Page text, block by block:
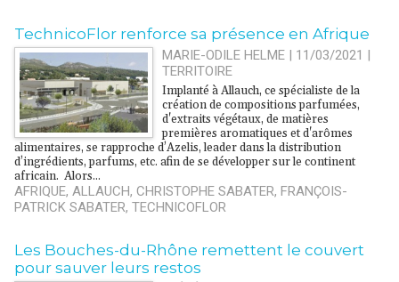
TechnicoFlor renforce sa présence en Afrique
MARIE-ODILE HELME | 11/03/2021 |
TERRITOIRE
Implanté à Allauch, ce spécialiste de la
création de compositions parfumées,
d'extraits végétaux, de matières
premières aromatiques et d'arômes
alimentaires, se rapproche d’Azelis, leader dans la distribution
d’ingrédients, parfums, etc. afin de se développer sur le continent
africain. Alors...
AFRIQUE, ALLAUCH, CHRISTOPHE SABATER, FRANÇOIS-
PATRICK SABATER, TECHNICOFLOR
Les Bouches-du-Rhône remettent le couvert
pour sauver leurs restos